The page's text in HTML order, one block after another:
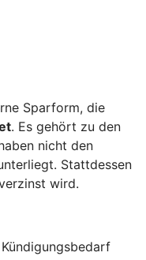
Sparform, die
. Es gehört zu den
nicht den
Stattdessen
wird.